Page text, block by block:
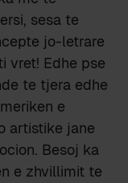
sesa te
jo-letrare
vret! Edhe pse
te tjera edhe
e
artistike jane
Besoj ka
e zhvillimit te